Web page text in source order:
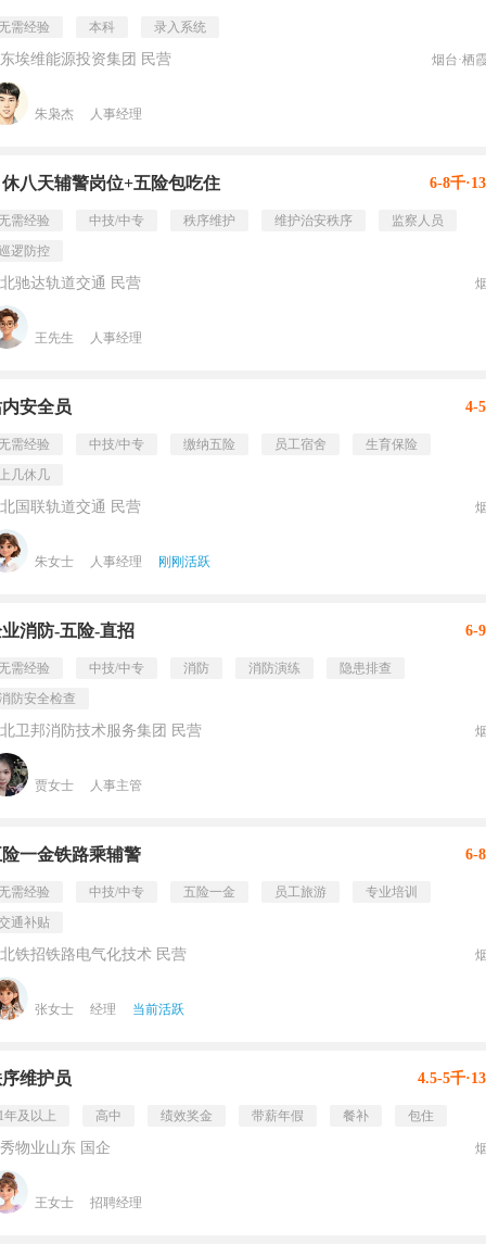
需经验 本科 录入系统
埃维能源投资集团 民营 烟台·栖
朱枭杰 人事经理
八天辅警岗位+五险包吃住 6-8千
需经验 中技/中专 秩序维护 维护治安秩序
监察人员
逻防控
驰达轨道交通 民营
王先生 人事经理
安全员 4-
需经验 中技/中专 缴纳五险 员工宿舍
生育保险
几休几
国联轨道交通 民营
朱女士 人事经理 刚刚活跃
消防-五险-直招 6-
需经验 中技/中专 消防 消防演练
隐患排查
防安全检查
卫邦消防技术服务集团 民营
贾女士 人事主管
一金铁路乘辅警 6-
需经验 中技/中专 五险一金 员工旅游
专业培训
通补贴
铁招铁路电气化技术 民营
张女士 经理 当前活跃
维护员 4.5-5千
年及以上 高中 绩效奖金 带薪年假 餐补 包住
物业山东 国企
王女士 招聘经理